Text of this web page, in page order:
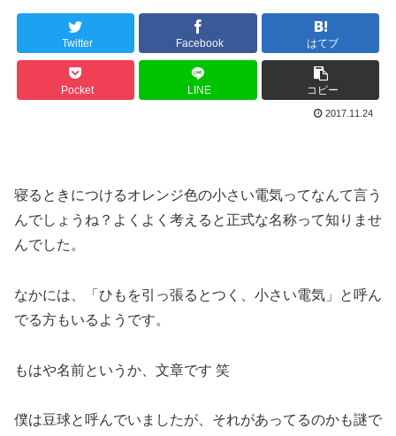
Twitter Facebook はてブ
Pocket LINE コピー
2017.11.24
寝るときにつけるオレンジ色の小さい電気ってなんて言う
んでしょうね？よくよく考えると正式な名称って知りませ
んでした。
なかには、「ひもを引っ張るとつく、小さい電気」と呼ん
でる方もいるようです。
もはや名前というか、文章です 笑
僕は豆球と呼んでいましたが、それがあってるのかも謎で